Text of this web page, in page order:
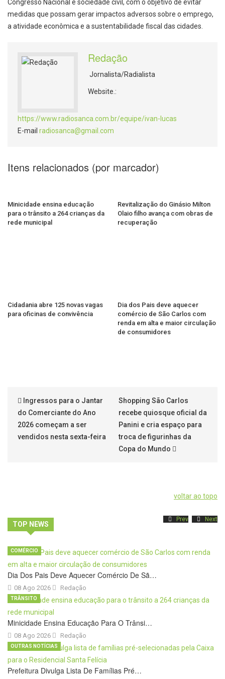
Congresso Nacional e sociedade civil, com o objetivo de evitar
medidas que possam gerar impactos adversos sobre o emprego,
a atividade econômica e a sustentabilidade fiscal das cidades.
Redação
Jornalista/Radialista
Website.:
https://www.radiosanca.com.br/equipe/ivan-lucas
E-mail radiosanca@gmail.com
Itens relacionados (por marcador)
Minicidade ensina educação
para o trânsito a 264 crianças da
rede municipal
Revitalização do Ginásio Milton
Olaio filho avança com obras de
recuperação
Cidadania abre 125 novas vagas
para oficinas de convivência
Dia dos Pais deve aquecer
comércio de São Carlos com
renda em alta e maior circulação
de consumidores
Ingressos para o Jantar
do Comerciante do Ano
2026 começam a ser
vendidos nesta sexta-feira
Shopping São Carlos
recebe quiosque oficial da
Panini e cria espaço para
troca de figurinhas da
Copa do Mundo
voltar ao topo
TOP NEWS
Prev Next
Dia Dos Pais Deve Aquecer Comércio De Sã…
08 Ago 2026
COMÉRCIO
Redação
Minicidade Ensina Educação Para O Trânsi…
08 Ago 2026
TRÂNSITO
Redação
Prefeitura Divulga Lista De Famílias Pré…
OUTRAS NOTÍCIAS